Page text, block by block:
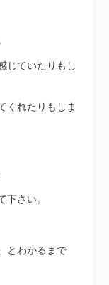
じていたりもし
くれたりもしま
下さい。
とわかるまで